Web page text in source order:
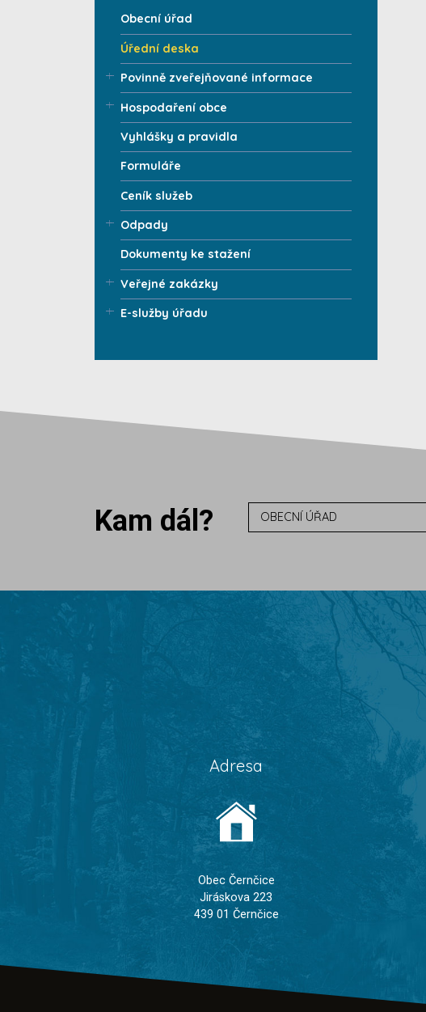
Obecní úřad
Úřední deska
Povinně zveřejňované informace
Hospodaření obce
Vyhlášky a pravidla
Formuláře
Ceník služeb
Odpady
Dokumenty ke stažení
Veřejné zakázky
E-služby úřadu
Kam dál? OBECNÍ ÚŘAD
Adresa
Obec Černčice
Jiráskova 223
439 01 Černčice